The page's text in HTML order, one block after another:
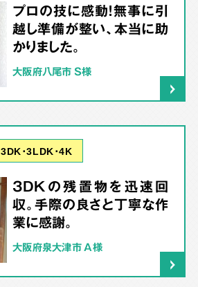
プロの技に感動！無事に引
越し準備が整い、本当に助
かりました。
大阪府八尾市 S様
3DK･3LDK･4K
3DKの残置物を迅速回
収。手際の良さと丁寧な作
業に感謝。
大阪府泉大津市 A様